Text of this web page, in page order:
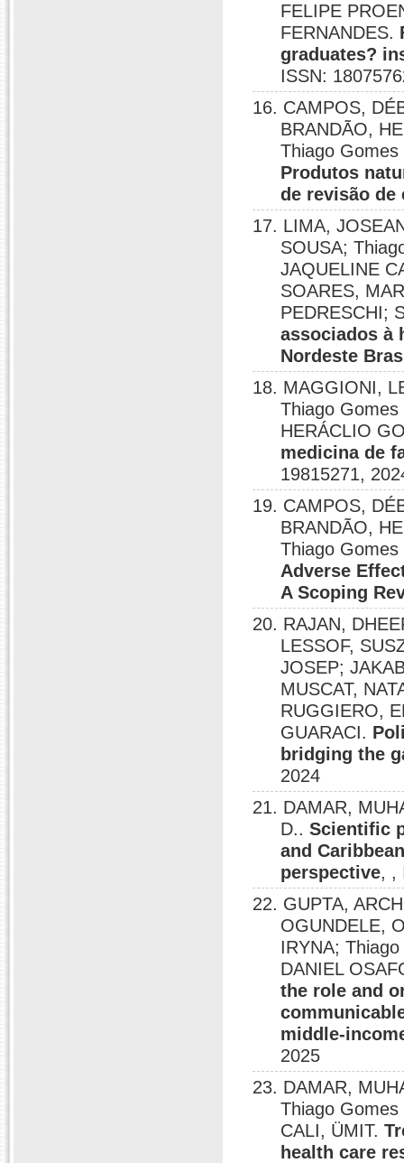
FELIPE
FERNANDES.
graduates?
ISSN:
16. CAMPOS,
BRANDÃO,
Thiago
Produtos
de revisão de
17. LIMA,
SOUSA;
JAQUELINE
SOARES,
PEDRESCHI;
associados à
Nordeste
18. MAGGIONI,
Thiago Gomes
HERÁCLIO
medicina de
19815271,
19. CAMPOS,
BRANDÃO,
Thiago
Adverse
A Scoping
20. RAJAN,
LESSOF,
JOSEP;
MUSCAT,
RUGGIERO,
GUARACI.
bridging the
2024
21. DAMAR,
D..Scientific
and
perspective, ,
22. GUPTA,
OGUNDELE,
IRYNA;
DANIEL
the role and
middle-
2025
23. DAMAR,
Thiago Gomes
CALI, ÜMIT.
health care